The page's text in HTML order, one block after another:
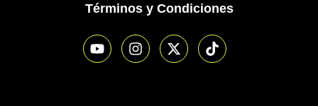
Términos y Condiciones